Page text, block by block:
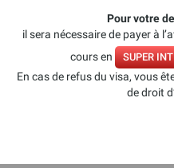
Pour votre
il sera nécessaire de payer à
cours en
SUPER
En cas de refus du visa, vous
de droit